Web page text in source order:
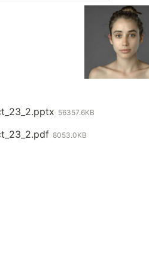
56357.6KB
8053.0KB